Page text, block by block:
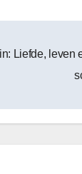
Liefde, leven